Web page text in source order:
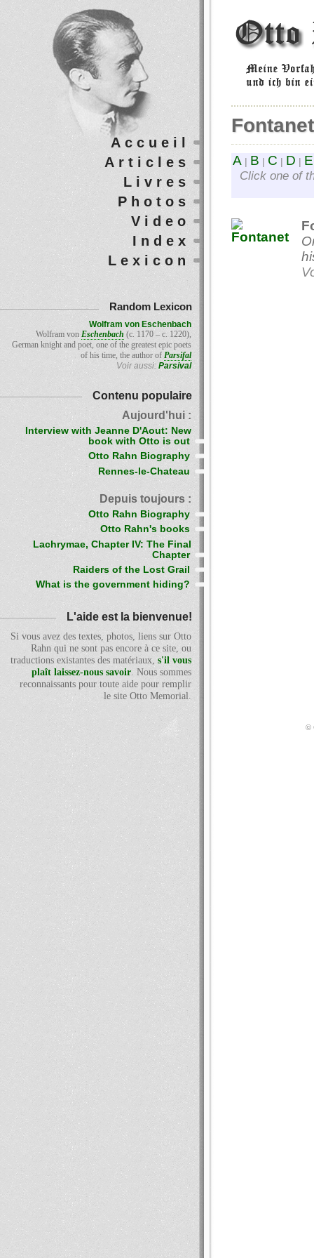
Fontanet
A B C D E
Click one of
Accueil
Articles
Livres
Photos
Video
Index
Lexicon
Random Lexicon
Wolfram von Eschenbach
Wolfram von Eschenbach (c. 1170 – c. 1220),
German knight and poet, one of the greatest epic poets
of his time, the author of Parsifal
Voir aussi: Parsival
Contenu populaire
Aujourd'hui :
Interview with Jeanne D'Aout: New
book with Otto is out
Otto Rahn Biography
Rennes-le-Chateau
Depuis toujours :
Otto Rahn Biography
Otto Rahn's books
Lachrymae, Chapter IV: The Final
Chapter
Raiders of the Lost Grail
What is the government hiding?
L'aide est la bienvenue!
Si vous avez des textes, photos, liens sur Otto
Rahn qui ne sont pas encore à ce site, ou
traductions existantes des matériaux, s'il vous
plaît laissez-nous savoir. Nous sommes
reconnaissants pour toute aide pour remplir
le site Otto Memorial.
©